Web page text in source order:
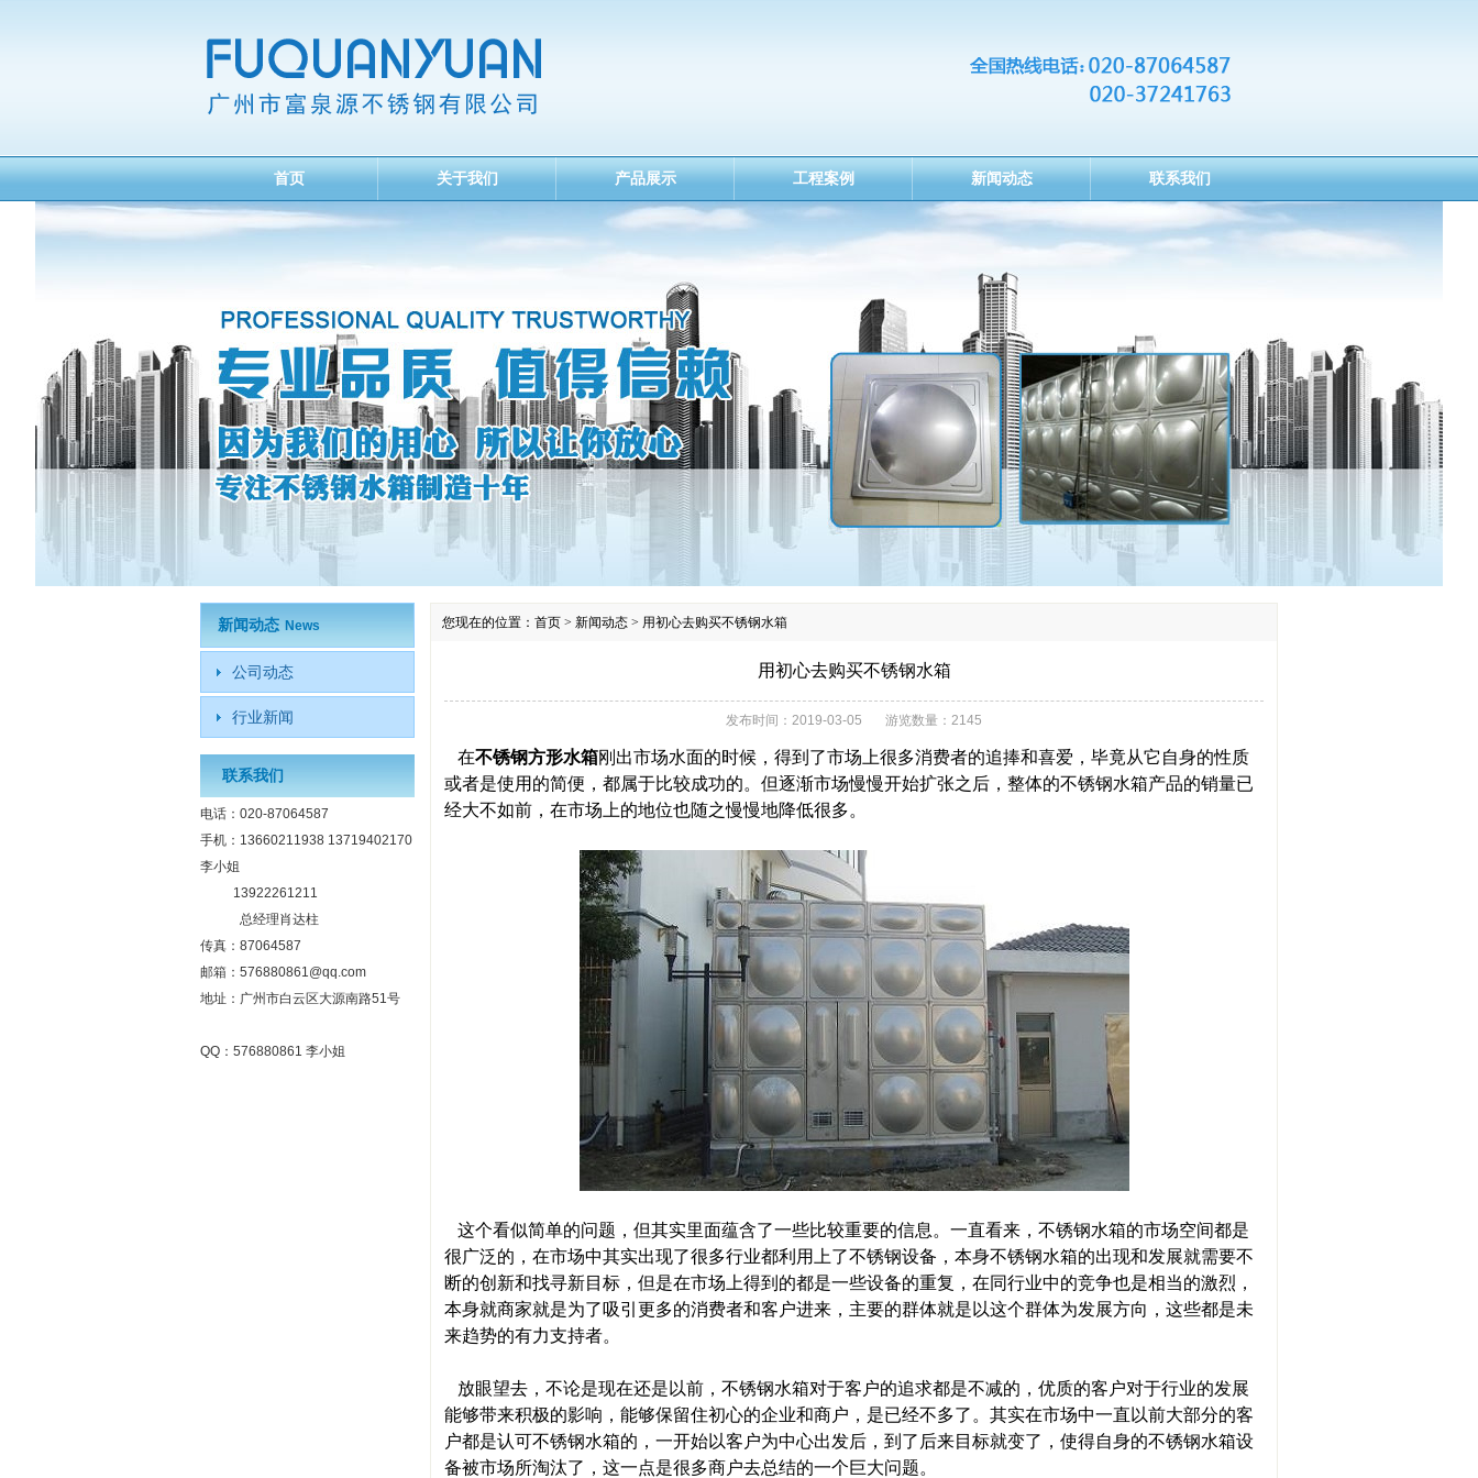
首页 关于我们 产品展示 工程案例 新闻动态 联系我们
您现在的位置： 首页 > 新闻动态 > 用初心去购买不锈钢水箱
用初心去购买不锈钢水箱
发布时间： 2019-03-05 游览数量： 2145
在不锈钢方形水箱刚出市场水面的时候，得到了市场上很多消费者的追捧和喜爱，毕竟从它自身的性质
或者是使用的简便，都属于比较成功的。但逐渐市场慢慢开始扩张之后，整体的不锈钢水箱产品的销量已
经大不如前，在市场上的地位也随之慢慢地降低很多。
这个看似简单的问题，但其实里面蕴含了一些比较重要的信息。一直看来，不锈钢水箱的市场空间都是
很广泛的，在市场中其实出现了很多行业都利用上了不锈钢设备，本身不锈钢水箱的出现和发展就需要不
断的创新和找寻新目标，但是在市场上得到的都是一些设备的重复，在同行业中的竞争也是相当的激烈，
本身就商家就是为了吸引更多的消费者和客户进来，主要的群体就是以这个群体为发展方向，这些都是未
来趋势的有力支持者。
放眼望去，不论是现在还是以前，不锈钢水箱对于客户的追求都是不减的，优质的客户对于行业的发展
能够带来积极的影响，能够保留住初心的企业和商户，是已经不多了。其实在市场中一直以前大部分的客
户都是认可不锈钢水箱的，一开始以客户为中心出发后，到了后来目标就变了，使得自身的不锈钢水箱设
备被市场所淘汰了，这一点是很多商户去总结的一个巨大问题。
新闻动态 News
公司动态
行业新闻
联系我们
电话：020-87064587
手机：13660211938 13719402170
李小姐
13922261211
总经理肖达柱
传真：87064587
邮箱：576880861@qq.com
地址：广州市白云区大源南路51号
QQ：576880861 李小姐